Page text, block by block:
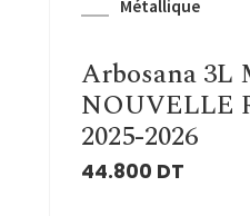
Métallique
Arbosana 3L
NOUVELLE
2025-2026
44.800 DT